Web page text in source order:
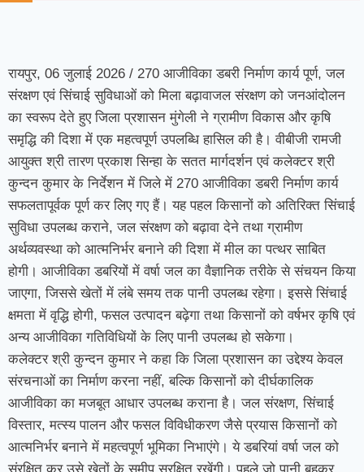
रायपुर, 06 जुलाई 2026 / 270 आजीविका डबरी निर्माण कार्य पूर्ण, जल
संरक्षण एवं सिंचाई सुविधाओं को मिला बढ़ावाजल संरक्षण को जनआंदोलन
का स्वरूप देते हुए जिला प्रशासन मुंगेली ने ग्रामीण विकास और कृषि
समृद्धि की दिशा में एक महत्वपूर्ण उपलब्धि हासिल की है। वीबीजी रामजी
आयुक्त श्री तारण प्रकाश सिन्हा के सतत मार्गदर्शन एवं कलेक्टर श्री
कुन्दन कुमार के निर्देशन में जिले में 270 आजीविका डबरी निर्माण कार्य
सफलतापूर्वक पूर्ण कर लिए गए हैं। यह पहल किसानों को अतिरिक्त सिंचाई
सुविधा उपलब्ध कराने, जल संरक्षण को बढ़ावा देने तथा ग्रामीण
अर्थव्यवस्था को आत्मनिर्भर बनाने की दिशा में मील का पत्थर साबित
होगी। आजीविका डबरियों में वर्षा जल का वैज्ञानिक तरीके से संचयन किया
जाएगा, जिससे खेतों में लंबे समय तक पानी उपलब्ध रहेगा। इससे सिंचाई
क्षमता में वृद्धि होगी, फसल उत्पादन बढ़ेगा तथा किसानों को वर्षभर कृषि एवं
अन्य आजीविका गतिविधियों के लिए पानी उपलब्ध हो सकेगा।
कलेक्टर श्री कुन्दन कुमार ने कहा कि जिला प्रशासन का उद्देश्य केवल
संरचनाओं का निर्माण करना नहीं, बल्कि किसानों को दीर्घकालिक
आजीविका का मजबूत आधार उपलब्ध कराना है। जल संरक्षण, सिंचाई
विस्तार, मत्स्य पालन और फसल विविधीकरण जैसे प्रयास किसानों को
आत्मनिर्भर बनाने में महत्वपूर्ण भूमिका निभाएंगे। ये डबरियां वर्षा जल को